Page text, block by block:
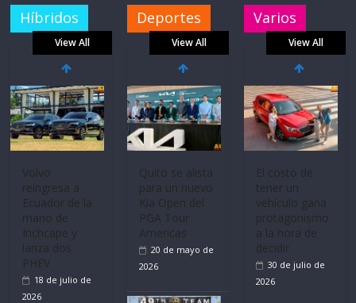
Híbridos
View All
Volvo
reingresa a
Ecuador de la
mano de
Inchcape y
lanza dos
PHEV
18 de julio de
2026
Deportes
View All
Quito se alista
para un nuevo
Kia Open del
PGA Tour
Americas
20 de mayo de
2026
Varios
View All
El costo de
tener un
vehículo gana
protagonismo
a la hora de
decidir
30 de julio de
2026